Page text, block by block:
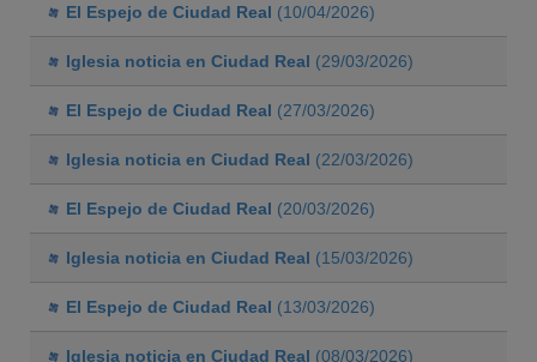
El Espejo de Ciudad Real (10/04/2026)
Iglesia noticia en Ciudad Real (29/03/2026)
El Espejo de Ciudad Real (27/03/2026)
Iglesia noticia en Ciudad Real (22/03/2026)
El Espejo de Ciudad Real (20/03/2026)
Iglesia noticia en Ciudad Real (15/03/2026)
El Espejo de Ciudad Real (13/03/2026)
Iglesia noticia en Ciudad Real (08/03/2026)